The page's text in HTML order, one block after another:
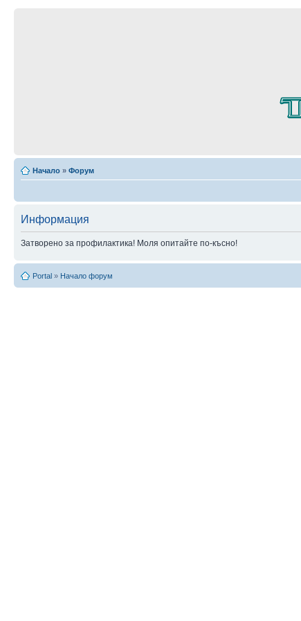
Начало » Форум
Информация
Затворено за профилактика! Моля опитайте по-късно!
Portal » Начало форум